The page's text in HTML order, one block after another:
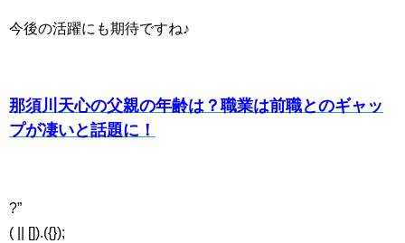
今後の活躍にも期待ですね♪
那須川天心の父親の年齢は？職業は前職とのギャッ
プが凄いと話題に！
?”
( || []).({});